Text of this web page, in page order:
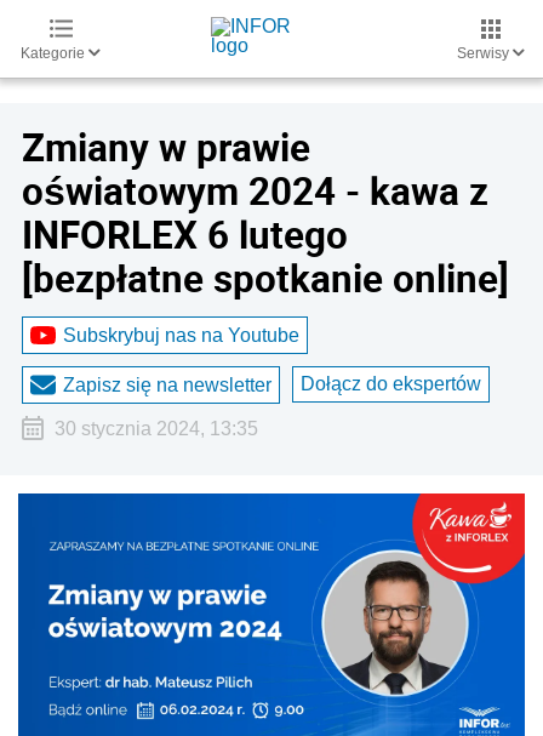
Kategorie Serwisy
Zmiany w prawie
oświatowym 2024 - kawa z
INFORLEX 6 lutego
[bezpłatne spotkanie online]
Subskrybuj nas na Youtube
Zapisz się na newsletter Dołącz do ekspertów
30 stycznia 2024, 13:35